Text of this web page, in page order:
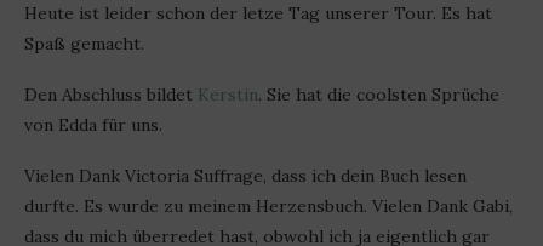
Heute ist leider schon der letze Tag unserer Tour. Es hat
Spaß gemacht.
Den Abschluss bildet Kerstin. Sie hat die coolsten Sprüche
von Edda für uns.
Vielen Dank Victoria Suffrage, dass ich dein Buch lesen
durfte. Es wurde zu meinem Herzensbuch. Vielen Dank Gabi,
dass du mich überredet hast, obwohl ich ja eigentlich gar